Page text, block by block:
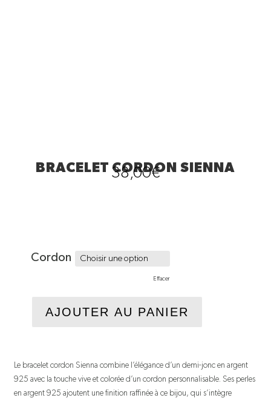
BRACELET CORDON SIENNA
38,00€
Cordon
Effacer
AJOUTER AU PANIER
Le bracelet cordon Sienna combine l’élégance d’un demi-jonc en argent
925 avec la touche vive et colorée d’un cordon personnalisable. Ses perles
en argent 925 ajoutent une finition raffinée à ce bijou, qui s’intègre